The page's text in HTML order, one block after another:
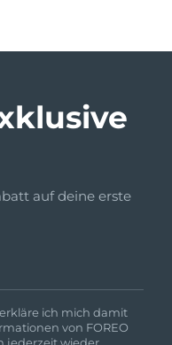
auf deine erste
ich mich damit
von FOREO